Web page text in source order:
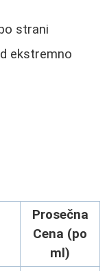
strani
ekstremno
Prosečna
Cena (po
ml)